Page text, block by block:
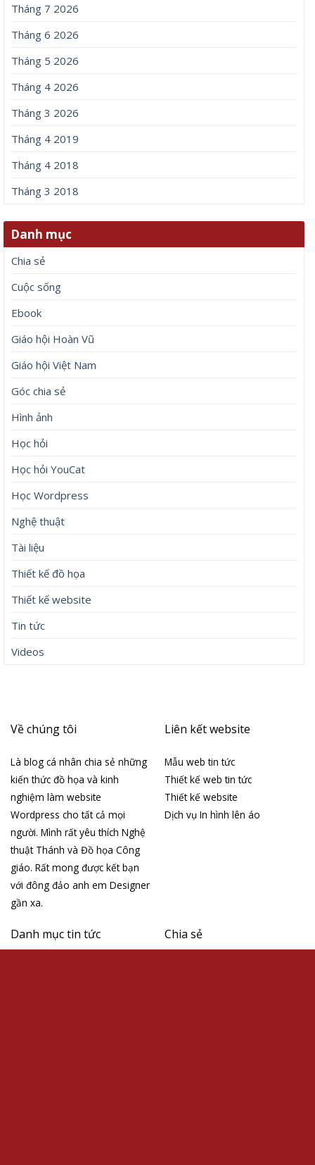
Tháng 7 2026
Tháng 6 2026
Tháng 5 2026
Tháng 4 2026
Tháng 3 2026
Tháng 4 2019
Tháng 4 2018
Tháng 3 2018
Danh mục
Chia sẻ
Cuộc sống
Ebook
Giáo hội Hoàn Vũ
Giáo hội Việt Nam
Góc chia sẻ
Hình ảnh
Học hỏi
Học hỏi YouCat
Học Wordpress
Nghệ thuật
Tài liệu
Thiết kế đồ họa
Thiết kế website
Tin tức
Videos
Về chúng tôi
Là blog cá nhân chia sẻ những
kiến thức đồ họa và kinh
nghiệm làm website
Wordpress cho tất cả mọi
người. Mình rất yêu thích Nghệ
thuật Thánh và Đồ họa Công
giáo. Rất mong được kết bạn
với đông đảo anh em Designer
gần xa.
Liên kết website
Mẫu web tin tức
Thiết kế web tin tức
Thiết kế website
Dịch vụ In hình lên áo
Danh mục tin tức Chia sẻ